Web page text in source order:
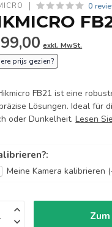
0
exkl. MwSt.
prijs gezien?
FB21 ist eine
Lösungen. Ideal für
oder Dunkelheit.Lesen
Meine Kamera kalibrieren